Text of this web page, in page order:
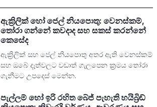
ඇක්‍රිලික් හෝ ජෙල් නියපොතු: වෙනස්කම්,
තෝරා ගන්නේ කවදාද සහ සකස් කරන්නේ
කෙසේද
ඇක්‍රිලික් සහ ජෙල් නියපොතු අතර ඇති වෙනස්කම්
සහ ඔබේ දෑත්වලට වඩාත් ගැලපෙන ක්‍රමය තෝරා
ගැනීමට උපදෙස් මෙන්න.
පැල්ලම් හෝ ඉරි රහිත බේජ් පැහැති හයිබ්‍රිඩ්